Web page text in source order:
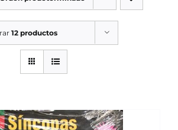
TALLER
12 productos